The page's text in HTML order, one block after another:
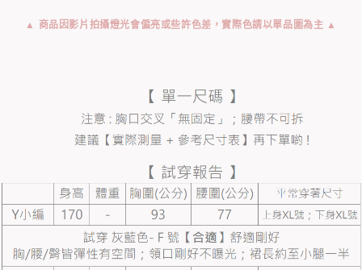
▲ 商品因影片拍攝燈光會偏亮或些許色差，實際色請以單品圖為主 ▲